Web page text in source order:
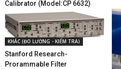
Calibrator (Model:CP 6632)
KHÁC (ĐO LƯỜNG - KIỂM TRA)
Stanford Research-
Prorammable Filter